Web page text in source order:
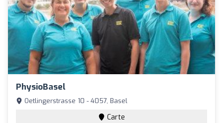
PhysioBasel
Oetlingerstrasse 10 - 4057, Basel
Carte